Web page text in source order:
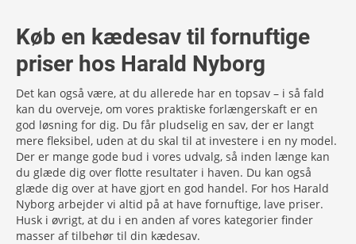
Køb en kædesav til fornuftige
priser hos Harald Nyborg
Det kan også være, at du allerede har en topsav – i så fald
kan du overveje, om vores praktiske forlængerskaft er en
god løsning for dig. Du får pludselig en sav, der er langt
mere fleksibel, uden at du skal til at investere i en ny model.
Der er mange gode bud i vores udvalg, så inden længe kan
du glæde dig over flotte resultater i haven. Du kan også
glæde dig over at have gjort en god handel. For hos Harald
Nyborg arbejder vi altid på at have fornuftige, lave priser.
Husk i øvrigt, at du i en anden af vores kategorier finder
masser af tilbehør til din kædesav.